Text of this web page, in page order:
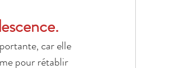
car elle
pour rétablir